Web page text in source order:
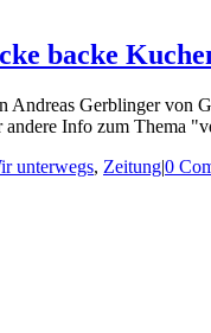
backe
Gerblinger
Info zum Thema
unterwegs, Zeitung|0